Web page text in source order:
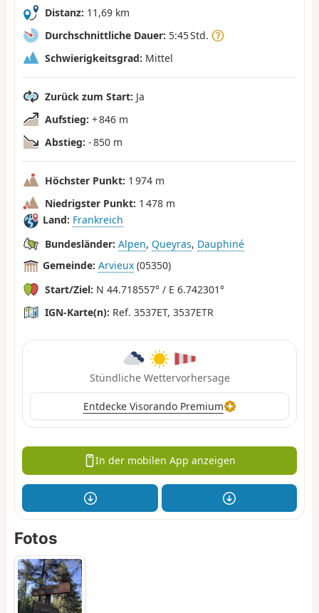
Distanz: 11,69 km
Durchschnittliche Dauer: 5:45 Std.
Schwierigkeitsgrad: Mittel
Zurück zum Start: Ja
Aufstieg: + 846 m
Abstieg: - 850 m
Höchster Punkt: 1 974 m
Niedrigster Punkt: 1 478 m
Land: Frankreich
Bundesländer: Alpen, Queyras, Dauphiné
Gemeinde: Arvieux (05350)
Start/Ziel: N 44.718557° / E 6.742301°
IGN-Karte(n): Ref. 3537ET, 3537ETR
Stündliche Wettervorhersage
Entdecke Visorando Premium
In der mobilen App anzeigen
Fotos